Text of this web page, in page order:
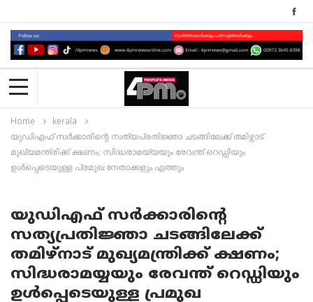
Home
kerala
യുഡിഎഫ് സർക്കാരിന്റെ സത്യപ്രതിജ്ഞാ ചടങ്ങിലേക്ക് തമിഴ്നാട്
മുഖ്യമന്ത്രിക്ക് ക്ഷണം; സിദ്ധരാമയ്യയും രേവന്ത് റെഡ്ഡിയും
ഉൾപ്പെടെയുള്ള പ്രമുഖ നേതാക്കളും എത്തും
യുഡിഎഫ് സർക്കാരിന്റെ
സത്യപ്രതിജ്ഞാ ചടങ്ങിലേക്ക്
തമിഴ്നാട് മുഖ്യമന്ത്രിക്ക് ക്ഷണം;
സിദ്ധരാമയ്യയും രേവന്ത് റെഡ്ഡിയും
ഉൾപ്പെടെയുള്ള പ്രമുഖ